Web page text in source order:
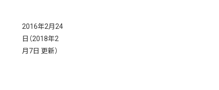
2016年2月24
日 （2018年2
月7日 更新）